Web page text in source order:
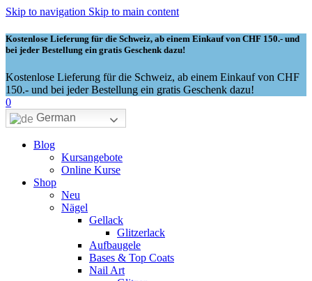
Skip to navigation Skip to main content
Kostenlose Lieferung für die Schweiz, ab einem Einkauf von CHF 150.- und
bei jeder Bestellung ein gratis Geschenk dazu!
Kostenlose Lieferung für die Schweiz, ab einem Einkauf von CHF
150.- und bei jeder Bestellung ein gratis Geschenk dazu!
0
German
Blog
Kursangebote
Online Kurse
Shop
Neu
Nägel
Gellack
Glitzerlack
Aufbaugele
Bases & Top Coats
Nail Art